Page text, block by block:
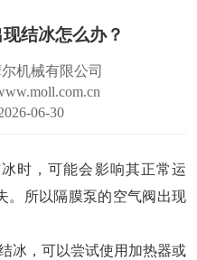
结冰怎么办？
机械有限公司
06-30
时，可能会影响其正常运
。所以隔膜泵的空气阀出现
冰，可以尝试使用加热器或